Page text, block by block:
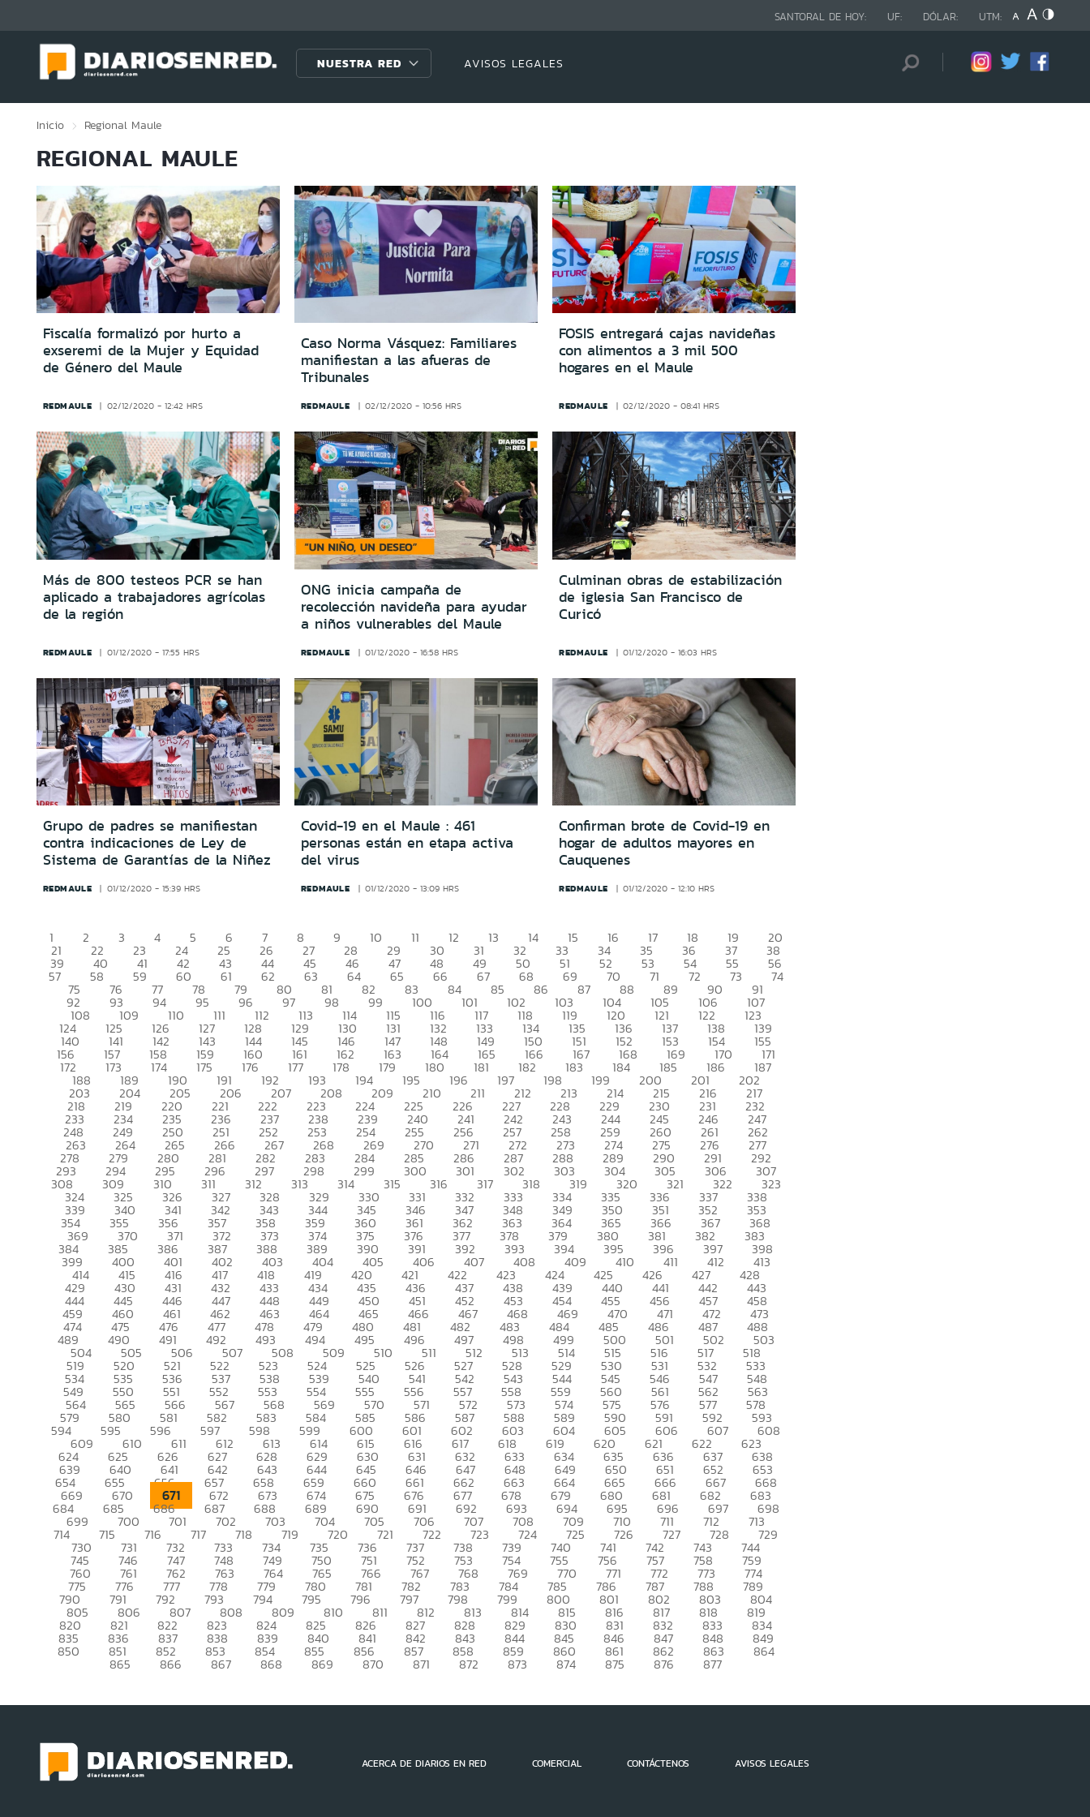
SANTORAL DE HOY: UF: DÓLAR: UTM:
NUESTRA RED AVISOS LEGALES
Inicio Regional Maule
REGIONAL MAULE
Fiscalía formalizó por hurto a
exseremi de la Mujer y Equidad
de Género del Maule
REDMAULE 02/12/2020 - 12:42 HRS
Caso Norma Vásquez: Familiares
manifiestan a las afueras de
Tribunales
REDMAULE 02/12/2020 - 10:56 HRS
FOSIS entregará cajas navideñas
con alimentos a 3 mil 500
hogares en el Maule
REDMAULE 02/12/2020 - 08:41 HRS
Más de 800 testeos PCR se han
aplicado a trabajadores agrícolas
de la región
REDMAULE 01/12/2020 - 17:55 HRS
ONG inicia campaña de
recolección navideña para ayudar
a niños vulnerables del Maule
REDMAULE 01/12/2020 - 16:58 HRS
Culminan obras de estabilización
de iglesia San Francisco de
Curicó
REDMAULE 01/12/2020 - 16:03 HRS
Grupo de padres se manifiestan
contra indicaciones de Ley de
Sistema de Garantías de la Niñez
REDMAULE 01/12/2020 - 15:39 HRS
Covid-19 en el Maule : 461
personas están en etapa activa
del virus
REDMAULE 01/12/2020 - 13:09 HRS
Confirman brote de Covid-19 en
hogar de adultos mayores en
Cauquenes
REDMAULE 01/12/2020 - 12:10 HRS
1 2 3 4 5 6 7 8 9 10 11 12 13 14 15 16 17 18 19 20
21 22 23 24 25 26 27 28 29 30 31 32 33 34 35 36 37 38
39 40 41 42 43 44 45 46 47 48 49 50 51 52 53 54 55 56
57 58 59 60 61 62 63 64 65 66 67 68 69 70 71 72 73 74
75 76 77 78 79 80 81 82 83 84 85 86 87 88 89 90 91
92 93 94 95 96 97 98 99 100 101 102 103 104 105 106 107
108 109 110 111 112 113 114 115 116 117 118 119 120 121 122 123
124 125 126 127 128 129 130 131 132 133 134 135 136 137 138 139
140 141 142 143 144 145 146 147 148 149 150 151 152 153 154 155
156 157 158 159 160 161 162 163 164 165 166 167 168 169 170 171
172 173 174 175 176 177 178 179 180 181 182 183 184 185 186 187
188 189 190 191 192 193 194 195 196 197 198 199 200 201 202
203 204 205 206 207 208 209 210 211 212 213 214 215 216 217
218 219 220 221 222 223 224 225 226 227 228 229 230 231 232
233 234 235 236 237 238 239 240 241 242 243 244 245 246 247
248 249 250 251 252 253 254 255 256 257 258 259 260 261 262
263 264 265 266 267 268 269 270 271 272 273 274 275 276 277
278 279 280 281 282 283 284 285 286 287 288 289 290 291 292
293 294 295 296 297 298 299 300 301 302 303 304 305 306 307
308 309 310 311 312 313 314 315 316 317 318 319 320 321 322 323
324 325 326 327 328 329 330 331 332 333 334 335 336 337 338
339 340 341 342 343 344 345 346 347 348 349 350 351 352 353
354 355 356 357 358 359 360 361 362 363 364 365 366 367 368
369 370 371 372 373 374 375 376 377 378 379 380 381 382 383
384 385 386 387 388 389 390 391 392 393 394 395 396 397 398
399 400 401 402 403 404 405 406 407 408 409 410 411 412 413
414 415 416 417 418 419 420 421 422 423 424 425 426 427 428
429 430 431 432 433 434 435 436 437 438 439 440 441 442 443
444 445 446 447 448 449 450 451 452 453 454 455 456 457 458
459 460 461 462 463 464 465 466 467 468 469 470 471 472 473
474 475 476 477 478 479 480 481 482 483 484 485 486 487 488
489 490 491 492 493 494 495 496 497 498 499 500 501 502 503
504 505 506 507 508 509 510 511 512 513 514 515 516 517 518
519 520 521 522 523 524 525 526 527 528 529 530 531 532 533
534 535 536 537 538 539 540 541 542 543 544 545 546 547 548
549 550 551 552 553 554 555 556 557 558 559 560 561 562 563
564 565 566 567 568 569 570 571 572 573 574 575 576 577 578
579 580 581 582 583 584 585 586 587 588 589 590 591 592 593
594 595 596 597 598 599 600 601 602 603 604 605 606 607 608
609 610 611 612 613 614 615 616 617 618 619 620 621 622 623
624 625 626 627 628 629 630 631 632 633 634 635 636 637 638
639 640 641 642 643 644 645 646 647 648 649 650 651 652 653
654 655 656 657 658 659 660 661 662 663 664 665 666 667 668
669 670 671 672 673 674 675 676 677 678 679 680 681 682 683
684 685 686 687 688 689 690 691 692 693 694 695 696 697 698
699 700 701 702 703 704 705 706 707 708 709 710 711 712 713
714 715 716 717 718 719 720 721 722 723 724 725 726 727 728 729
730 731 732 733 734 735 736 737 738 739 740 741 742 743 744
745 746 747 748 749 750 751 752 753 754 755 756 757 758 759
760 761 762 763 764 765 766 767 768 769 770 771 772 773 774
775 776 777 778 779 780 781 782 783 784 785 786 787 788 789
790 791 792 793 794 795 796 797 798 799 800 801 802 803 804
805 806 807 808 809 810 811 812 813 814 815 816 817 818 819
820 821 822 823 824 825 826 827 828 829 830 831 832 833 834
835 836 837 838 839 840 841 842 843 844 845 846 847 848 849
850 851 852 853 854 855 856 857 858 859 860 861 862 863 864
865 866 867 868 869 870 871 872 873 874 875 876 877
ACERCA DE DIARIOS EN RED COMERCIAL CONTÁCTENOS AVISOS LEGALES